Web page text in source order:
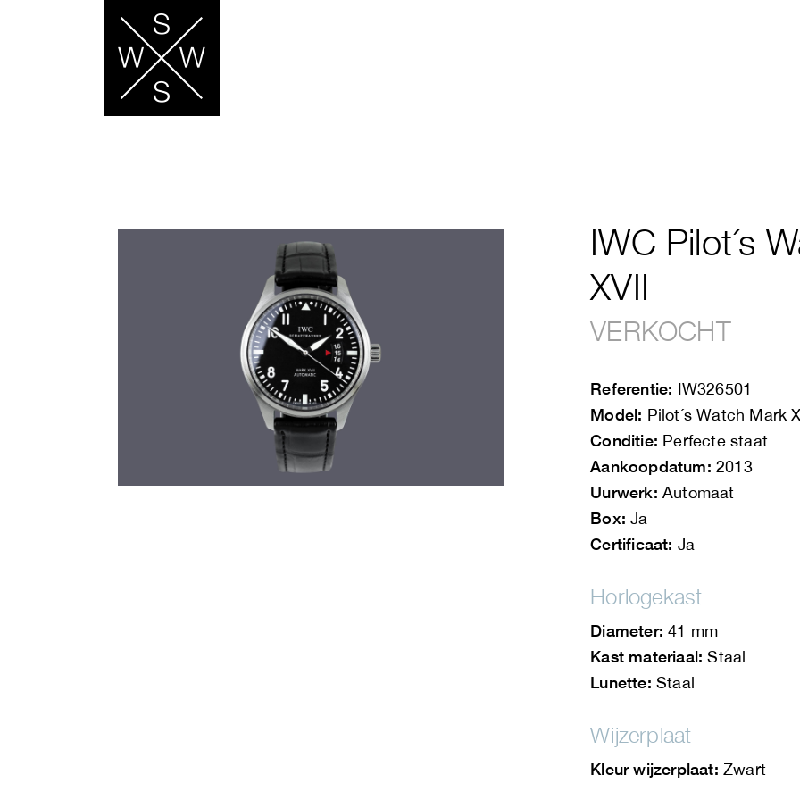
IWC Pilot´s
XVII
VERKOCHT
Referentie: IW326501
Model: Pilot´s Watch Mark
Conditie: Perfecte staat
Aankoopdatum: 2013.
Uurwerk: Automaat
Box: Ja
Certificaat: Ja
Horlogekast
Diameter: 41 mm
Kast materiaal: Staal
Lunette: Staal
Wijzerplaat
Kleur wijzerplaat: Zwart